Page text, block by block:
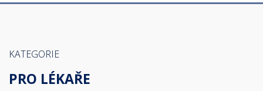
KATEGORIE
PRO LÉKAŘE